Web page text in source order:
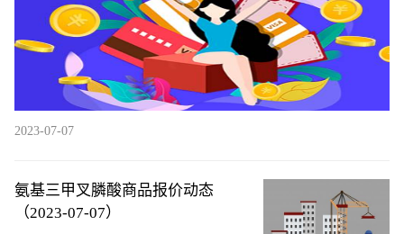
2023-07-07
氨基三甲叉膦酸商品报价动态
（2023-07-07）